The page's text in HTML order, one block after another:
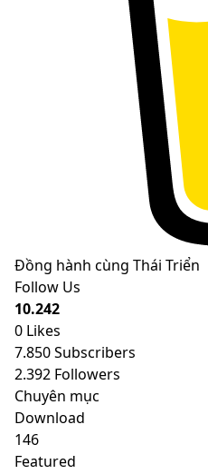
Đồng hành cùng Thái Triển
Follow Us
10.242
0 Likes
7.850Subscribers
2.392 Followers
Chuyên mục
Download
146
Featured